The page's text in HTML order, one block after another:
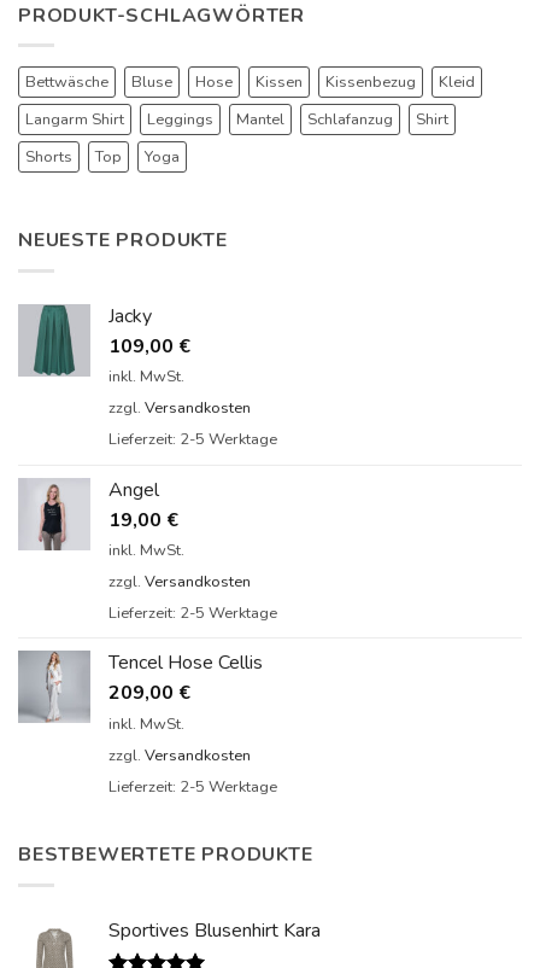
PRODUKT-SCHLAGWÖRTER
Bettwäsche Bluse Hose Kissen Kissenbezug
Kleid
Langarm Shirt
Leggings Mantel Schlafanzug
Shirt
Shorts
Top Yoga
NEUESTE PRODUKTE
Jacky
109,00 €
inkl. MwSt.
zzgl. Versandkosten
Lieferzeit: 2-5 Werktage
Angel
19,00 €
inkl. MwSt.
zzgl. Versandkosten
Lieferzeit: 2-5 Werktage
Tencel Hose Cellis
209,00 €
inkl. MwSt.
zzgl. Versandkosten
Lieferzeit: 2-5 Werktage
BESTBEWERTETE PRODUKTE
Sportives Blusenhirt Kara